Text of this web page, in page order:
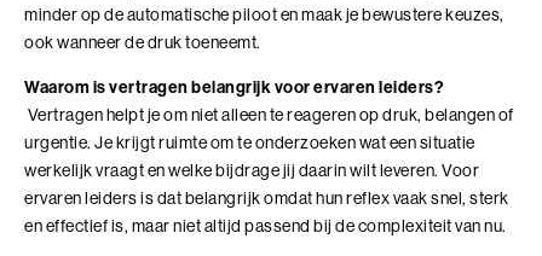
minder op de automatische piloot en maak je bewustere keuzes,
ook wanneer de druk toeneemt.
Waarom is vertragen belangrijk voor ervaren leiders?
Vertragen helpt je om niet alleen te reageren op druk, belangen of
urgentie. Je krijgt ruimte om te onderzoeken wat een situatie
werkelijk vraagt en welke bijdrage jij daarin wilt leveren. Voor
ervaren leiders is dat belangrijk omdat hun reflex vaak snel, sterk
en effectief is, maar niet altijd passend bij de complexiteit van nu.